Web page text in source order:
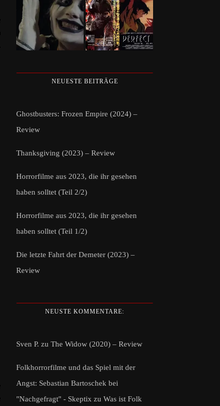
NEUESTE BEITRÄGE
Ghostbusters: Frozen Empire (2024) –
Review
Thanksgiving (2023) – Review
Horrorfilme aus 2023, die ihr gesehen
haben solltet (Teil 2/2)
Horrorfilme aus 2023, die ihr gesehen
haben solltet (Teil 1/2)
Die letzte Fahrt der Demeter (2023) –
Review
NEUSTE KOMMENTARE:
Sven P. zu The Widow (2020) – Review
Folkhorrorfilme und das Spiel mit der
Angst: Sebastian Bartoschek bei
"Nachgefragt" - Skeptix zu Was ist Folk